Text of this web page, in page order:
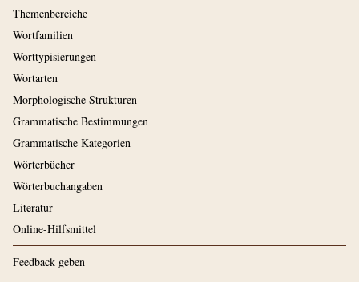
Themenbereiche
Wortfamilien
Worttypisierungen
Wortarten
Morphologische Strukturen
Grammatische Bestimmungen
Grammatische Kategorien
Wörterbücher
Wörterbuchangaben
Literatur
Online-Hilfsmittel
Feedback geben